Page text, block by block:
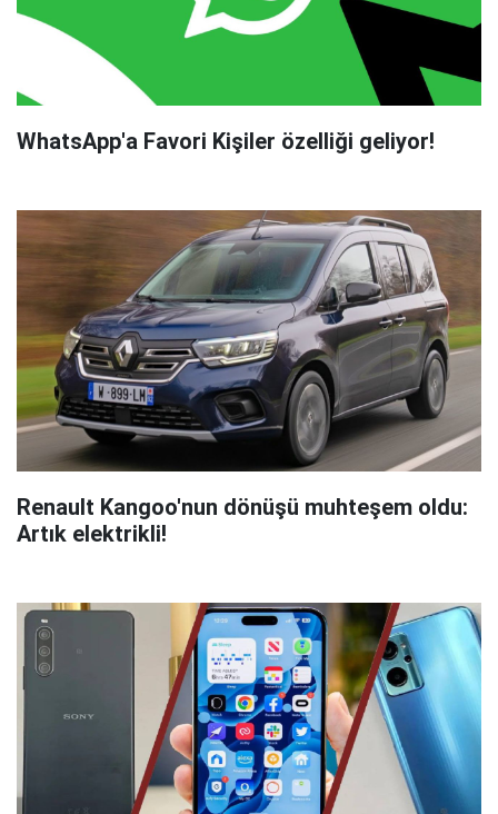
WhatsApp'a Favori Kişiler özelliği geliyor!
Renault Kangoo'nun dönüşü muhteşem oldu:
Artık elektrikli!